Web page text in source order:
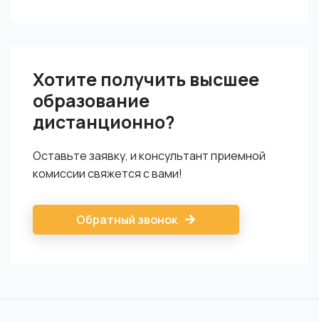
Хотите получить высшее
образование
дистанционно?
Оставьте заявку, и консультант приемной
комиссии свяжется с вами!
Обратный звонок